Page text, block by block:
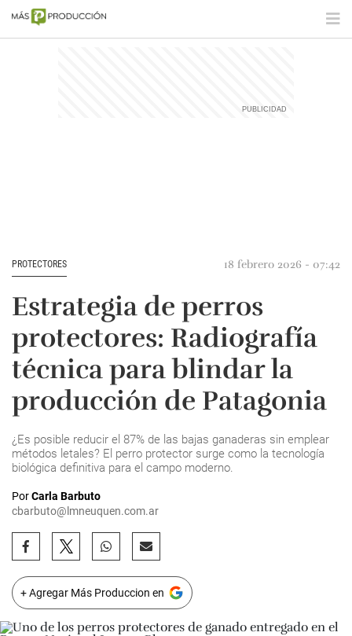
PROTECTORES 18 febrero 2026 - 07:42
Estrategia de perros
protectores: Radiografía
técnica para blindar la
producción de Patagonia
¿Es posible reducir el 87% de las bajas ganaderas sin emplear
métodos letales? El perro protector surge como la tecnología
biológica definitiva para el campo moderno.
PorCarla Barbuto
cbarbuto@lmneuquen.com.ar
+ Agregar Más Produccion en